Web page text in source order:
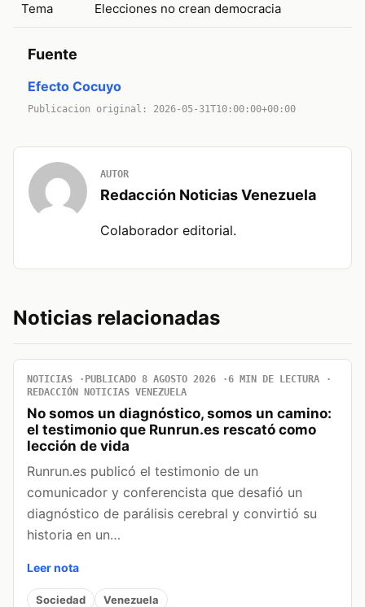
Tema Elecciones no crean democracia
Fuente
Efecto Cocuyo
Publicacion original: 2026-05-31T10:00:00+00:00
AUTOR
Redacción Noticias Venezuela
Colaborador editorial.
Noticias relacionadas
NOTICIAS PUBLICADO 8 AGOSTO 2026
6 MIN DE LECTURA
REDACCIÓN NOTICIAS VENEZUELA
No somos un diagnóstico, somos un camino:
el testimonio que Runrun.es rescató como
lección de vida
Runrun.es publicó el testimonio de un
comunicador y conferencista que desafió un
diagnóstico de parálisis cerebral y convirtió su
historia en un…
Leer nota
Sociedad Venezuela